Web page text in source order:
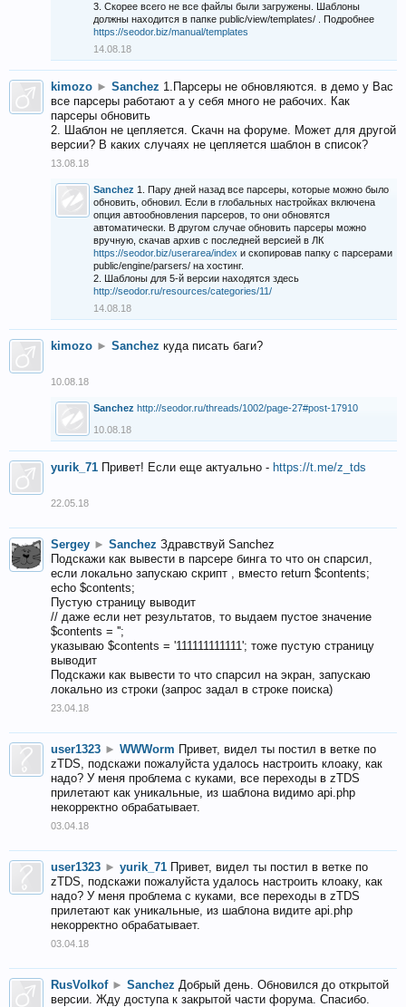
3. Скорее всего не все файлы были загружены. Шаблоны
должны находится в папке public/view/templates/ . Подробнее
https://seodor.biz/manual/templates
14.08.18
kimozo ► Sanchez 1.Парсеры не обновляются. в демо у Вас
все парсеры работают а у себя много не рабочих. Как
парсеры обновить
2. Шаблон не цепляется. Скачн на форуме. Может для другой
версии? В каких случаях не цепляется шаблон в список?
13.08.18
Sanchez 1. Пару дней назад все парсеры, которые можно было
обновить, обновил. Если в глобальных настройках включена
опция автообновления парсеров, то они обновятся
автоматически. В другом случае обновить парсеры можно
вручную, скачав архив с последней версией в ЛК
https://seodor.biz/userarea/index и скопировав папку с парсерами
public/engine/parsers/ на хостинг.
2. Шаблоны для 5-й версии находятся здесь
http://seodor.ru/resources/categories/11/
14.08.18
kimozo ► Sanchez куда писать баги?
10.08.18
Sanchez http://seodor.ru/threads/1002/page-27#post-17910
10.08.18
yurik_71 Привет! Если еще актуально - https://t.me/z_tds
22.05.18
Sergey ► Sanchez Здравствуй Sanchez
Подскажи как вывести в парсере бинга то что он спарсил,
если локально запускаю скрипт , вместо return $contents;
echo $contents;
Пустую страницу выводит
// даже если нет результатов, то выдаем пустое значение
$contents = '';
указываю $contents = '111111111111'; тоже пустую страницу
выводит
Подскажи как вывести то что спарсил на экран, запускаю
локально из строки (запрос задал в строке поиска)
23.04.18
user1323 ► WWWorm Привет, видел ты постил в ветке по
zTDS, подскажи пожалуйста удалось настроить клоаку, как
надо? У меня проблема с куками, все переходы в zTDS
прилетают как уникальные, из шаблона видимо api.php
некорректно обрабатывает.
03.04.18
user1323 ► yurik_71 Привет, видел ты постил в ветке по
zTDS, подскажи пожалуйста удалось настроить клоаку, как
надо? У меня проблема с куками, все переходы в zTDS
прилетают как уникальные, из шаблона видите api.php
некорректно обрабатывает.
03.04.18
RusVolkof ► Sanchez Добрый день. Обновился до открытой
версии. Жду доступа к закрытой части форума. Спасибо.